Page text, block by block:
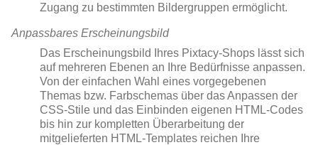
Zugang zu bestimmten Bildergruppen ermöglicht.
Anpassbares Erscheinungsbild
Das Erscheinungsbild Ihres Pixtacy-Shops lässt sich
auf mehreren Ebenen an Ihre Bedürfnisse anpassen.
Von der einfachen Wahl eines vorgegebenen
Themas bzw. Farbschemas über das Anpassen der
CSS-Stile und das Einbinden eigenen HTML-Codes
bis hin zur kompletten Überarbeitung der
mitgelieferten HTML-Templates reichen Ihre